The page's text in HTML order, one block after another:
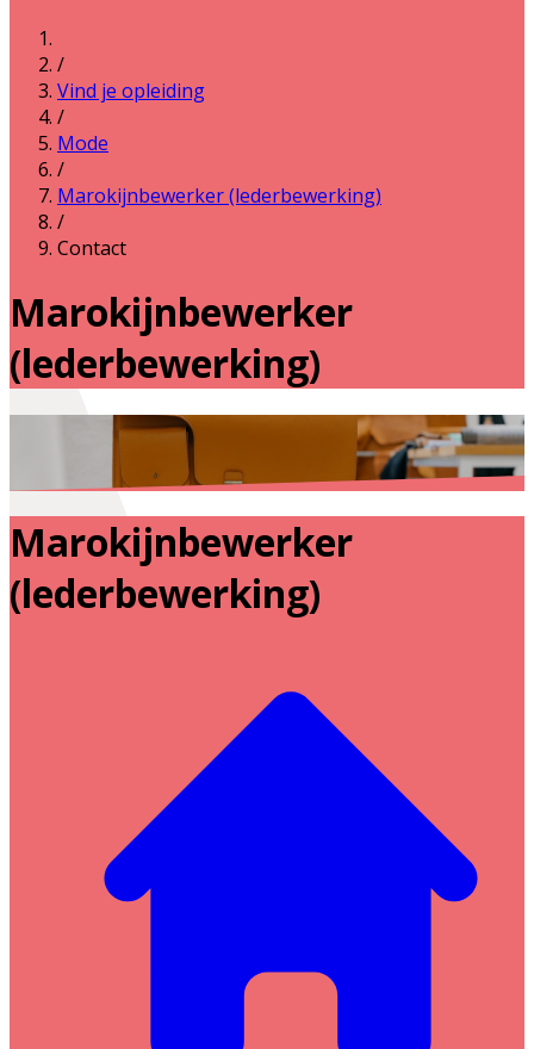
/
Vind je opleiding
/
Mode
/
Marokijnbewerker (lederbewerking)
/
Contact
Marokijnbewerker
(lederbewerking)
Marokijnbewerker
(lederbewerking)